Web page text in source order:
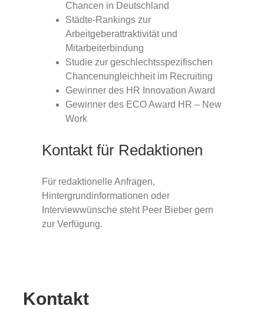
Chancen in Deutschland
Städte-Rankings zur
Arbeitgeberattraktivität und
Mitarbeiterbindung
Studie zur geschlechtsspezifischen
Chancenungleichheit im Recruiting
Gewinner des HR Innovation Award
Gewinner des ECO Award HR – New
Work
Kontakt für Redaktionen
Für redaktionelle Anfragen,
Hintergrundinformationen oder
Interviewwünsche steht Peer Bieber gern
zur Verfügung.
Kontakt